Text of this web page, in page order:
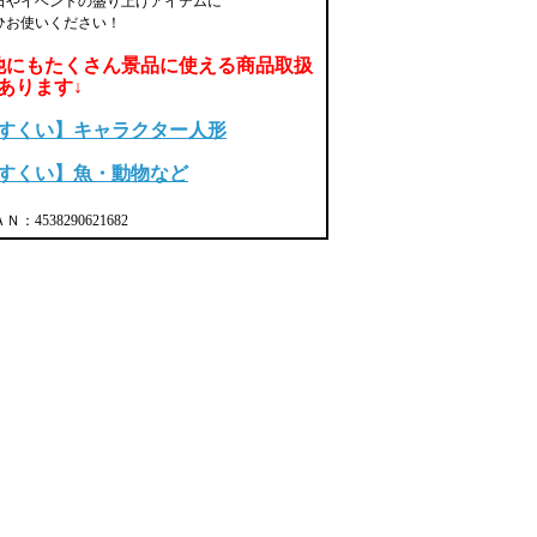
お使いください！
にもたくさん景品に使える商品取扱
ります↓
すくい】キャラクター人形
すくい】魚・動物など
Ｎ：4538290621682